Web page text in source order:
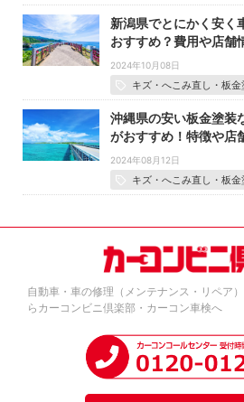
新潟県でとにかく安く
おすすめ？費用や店舗
2024年10月08日
キズ・へこみ直し・板金
沖縄県の安い板金塗装
がおすすめ！特徴や店
2024年08月12日
キズ・へこみ直し・板金
自動車・車の修理（メンテナンス・リペア
らカーコンビニ倶楽部・カーコン車検へ